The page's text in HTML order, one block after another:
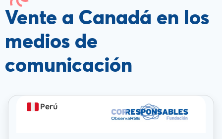
Vente a Canadá en los
medios de
comunicación
Perú